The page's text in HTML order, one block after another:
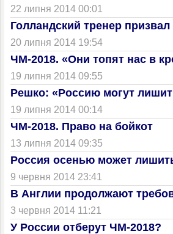
22 липня 2014 00:01
Голландский тренер
20 липня 2014 19:54
ЧМ-2018. «Они топят нас в
19 липня 2014 09:55
Решко: «Россию могут
19 липня 2014 00:14
ЧМ-2018. Право на бойкот
13 липня 2014 09:35
Россия осенью может
9 червня 2014 23:41
В Англии продолжают
3 червня 2014 11:21
У России отберут ЧМ-2018?